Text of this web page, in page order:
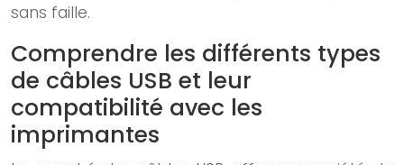
sans faille.
Comprendre les différents types
de câbles USB et leur
compatibilité avec les
imprimantes